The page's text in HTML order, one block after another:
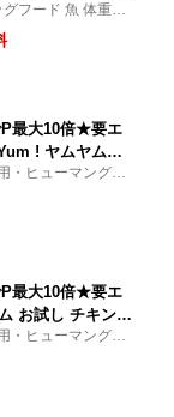
ヤムヤム ドック
フード 犬 ドッ
フード 魚 体重管
アレルギー 魚系
P最大10倍★要エ
! ヤムヤムヤ
イタイプ ( 80g)
用 ドッグフード
・ヒューマングレ
材を使って、人間
のペットフード専
P最大10倍★要エ
お試し チキン
ヤムヤム ドック
ドックフード 無
・ヒューマングレ
材を使って、人間
のペットフード専